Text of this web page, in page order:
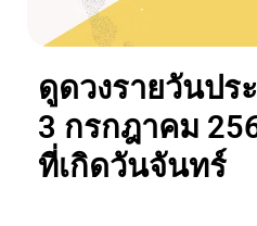
ดูดวงรายวันปร
3 กรกฎาคม
ที่เกิดวันจันทร์